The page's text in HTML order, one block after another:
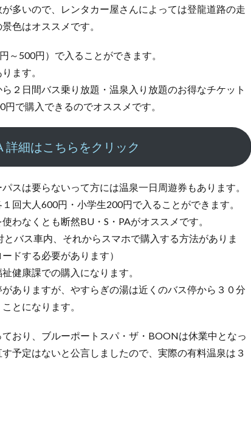
多いので、レンタカー屋さんによっては登龍道路の走
色はオススメです。
～500円）で入ることができます。
ます。
２日間バス乗り放題・温泉入り放題のお得なチケット
で購入できるのでオススメです。
詳細はこちらをクリック
スは要らないって方には温泉一日周遊券もあります。
回大人600円・小学生200円で入ることができます。
わなくとも断然BU・S・PAがオススメです。
バス車内、それからスマホで購入する方法がありま
ドする必要があります）
健康課での購入になります。
ありますが、やすらぎの湯は近くのバス停から３０分
とになります。
おり、ブルーポートスパ・ザ・BOONは休業中となっ
予定はないと公言しましたので、実際の有料温泉は３